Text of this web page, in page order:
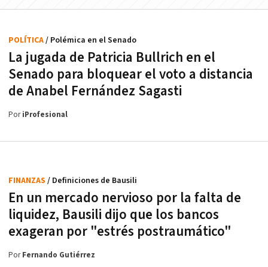
La jugada de Patricia Bullrich en el
Senado para bloquear el voto a distancia
de Anabel Fernández Sagasti
POLÍTICA/ Polémica en el Senado
PoriProfesional
En un mercado nervioso por la falta de
liquidez, Bausili dijo que los bancos
exageran por "estrés postraumático"
FINANZAS / Definiciones de Bausili
PorFernando Gutiérrez